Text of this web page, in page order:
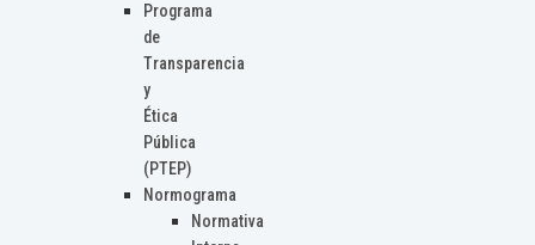
Programa
de
Transparencia
y
Ética
Pública
(PTEP)
Normograma
Normativa